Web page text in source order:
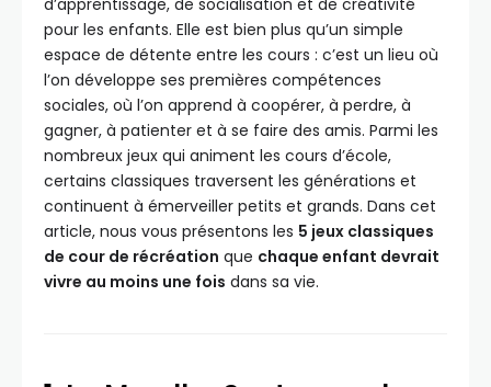
d’apprentissage, de socialisation et de créativité
pour les enfants. Elle est bien plus qu’un simple
espace de détente entre les cours : c’est un lieu où
l’on développe ses premières compétences
sociales, où l’on apprend à coopérer, à perdre, à
gagner, à patienter et à se faire des amis. Parmi les
nombreux jeux qui animent les cours d’école,
certains classiques traversent les générations et
continuent à émerveiller petits et grands. Dans cet
article, nous vous présentons les 5 jeux classiques
de cour de récréation que chaque enfant devrait
vivre au moins une fois dans sa vie.